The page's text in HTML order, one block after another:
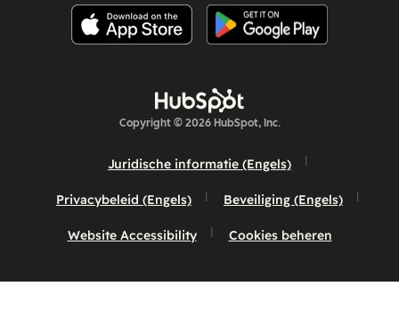
Copyright © 2026 HubSpot, Inc.
Juridische informatie (Engels)
Privacybeleid (Engels) Beveiliging (Engels)
Website Accessibility Cookies beheren